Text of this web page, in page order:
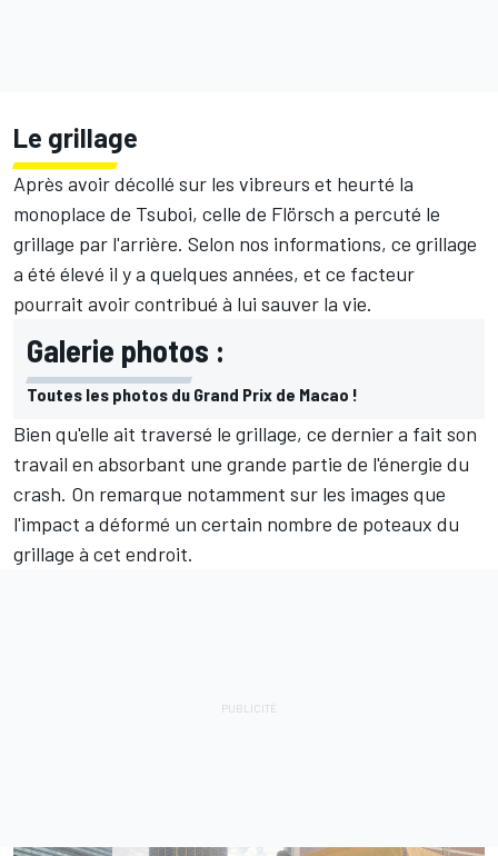
Le grillage
Après avoir décollé sur les vibreurs et heurté la
monoplace de Tsuboi, celle de Flörsch a percuté le
grillage par l'arrière. Selon nos informations, ce grillage
a été élevé il y a quelques années, et ce facteur
pourrait avoir contribué à lui sauver la vie.
Galerie photos :
Toutes les photos du Grand Prix de Macao !
Bien qu'elle ait traversé le grillage, ce dernier a fait son
travail en absorbant une grande partie de l'énergie du
crash. On remarque notamment sur les images que
l'impact a déformé un certain nombre de poteaux du
grillage à cet endroit.